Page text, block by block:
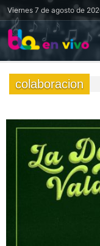
Viernes 7 de agosto de
colaboracion